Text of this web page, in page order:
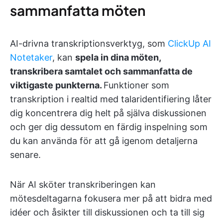
sammanfatta möten
AI-drivna transkriptionsverktyg, som ClickUp AI
Notetaker, kan spela in dina möten,
transkribera samtalet och sammanfatta de
viktigaste punkterna. Funktioner som
transkription i realtid med talaridentifiering låter
dig koncentrera dig helt på själva diskussionen
och ger dig dessutom en färdig inspelning som
du kan använda för att gå igenom detaljerna
senare.
När AI sköter transkriberingen kan
mötesdeltagarna fokusera mer på att bidra med
idéer och åsikter till diskussionen och ta till sig